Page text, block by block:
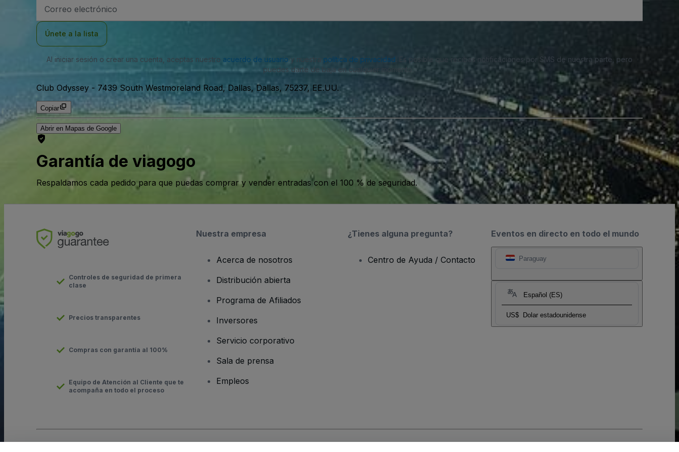
de
Únete a la lista
Al iniciar sesión o crear una cuenta, aceptas nuestro acuerdo de usuario y nuestra política de privacidad . Es posible que recibas notificaciones por SMS de nuestra parte, pero
puedes darte de baja en cualquier momento.
Club Odyssey - 7439 South Westmoreland Road, Dallas, Dallas, 75237, EE.UU.
Copiar
Abrir en Mapas de Google
Garantía de viagogo
Respaldamos cada pedido para que puedas comprar y vender entradas con el 100 % de seguridad.
Eventos en directo en todo el mundo
Paraguay
Español (ES)
US$ Dolar estadounidense
Controles de seguridad de primera
clase
Precios transparentes
Compras con garantía al 100%
Equipo de Atención al Cliente que te
acompaña en todo el proceso
Nuestra empresa
Acerca de nosotros
Distribución abierta
Programa de Afiliados
Inversores
Servicio corporativo
Sala de prensa
Empleos
¿Tienes alguna pregunta?
Centro de Ayuda / Contacto